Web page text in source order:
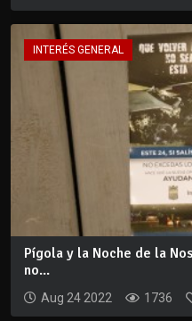
INTERÉS GENERAL
Pígola y la Noche de la
no...
Aug 24 2022 1736